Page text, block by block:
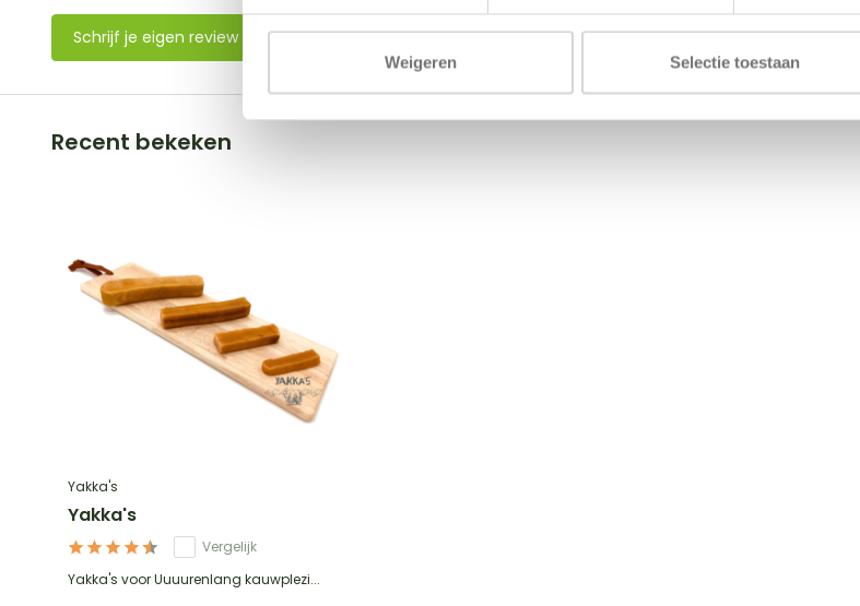
Weigeren Selectie toestaan
Schrijf je eigen review
Recent bekeken
Yakka's
Yakka's
Vergelijk
Yakka's voor Uuuurenlang kauwplezi...